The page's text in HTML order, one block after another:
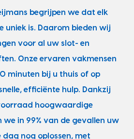
begrijpen we dat elk
uniek is. Daarom bieden wij
voor al uw slot- en
Onze ervaren vakmensen
minuten bij u thuis of op
efficiënte hulp. Dankzij
hoogwaardige
we in 99% van de gevallen uw
dag nog oplossen, met